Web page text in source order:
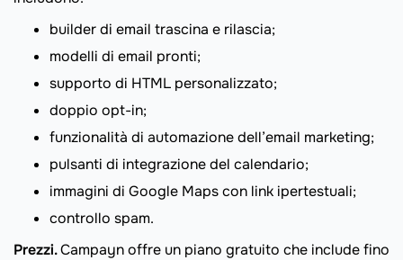
builder di email trascina e rilascia;
modelli di email pronti;
supporto di HTML personalizzato;
doppio opt-in;
funzionalità di automazione dell’email marketing;
pulsanti di integrazione del calendario;
immagini di Google Maps con link ipertestuali;
controllo spam.
Prezzi.Campayn offre un piano gratuito che include fino